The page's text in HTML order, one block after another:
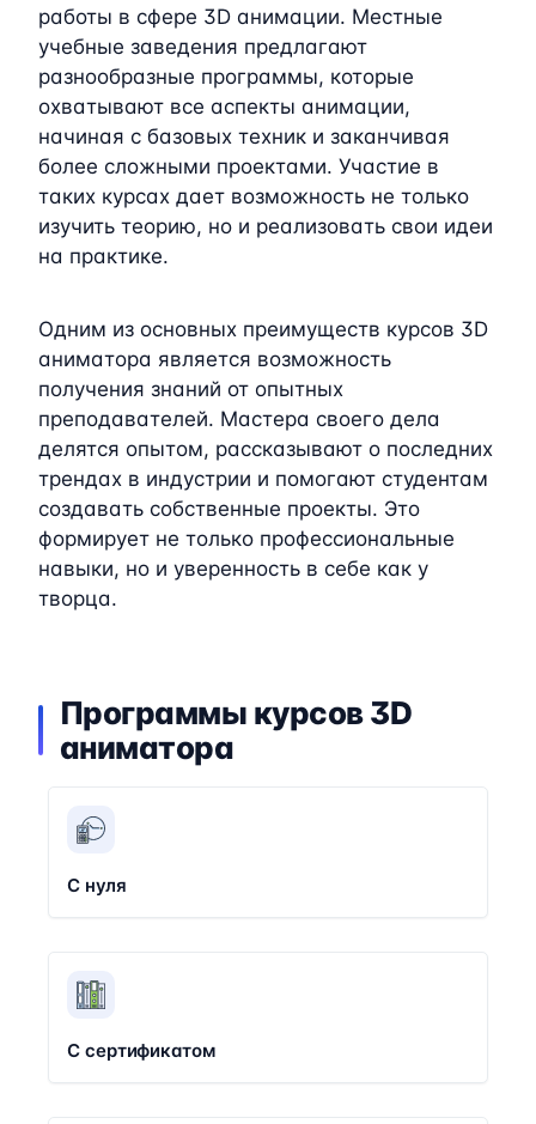
работы в сфере 3D анимации. Местные
учебные заведения предлагают
разнообразные программы, которые
охватывают все аспекты анимации,
начиная с базовых техник и заканчивая
более сложными проектами. Участие в
таких курсах дает возможность не только
изучить теорию, но и реализовать свои идеи
на практике.
Одним из основных преимуществ курсов 3D
аниматора является возможность
получения знаний от опытных
преподавателей. Мастера своего дела
делятся опытом, рассказывают о последних
трендах в индустрии и помогают студентам
создавать собственные проекты. Это
формирует не только профессиональные
навыки, но и уверенность в себе как у
творца.
Программы курсов 3D
аниматора
С нуля
С сертификатом